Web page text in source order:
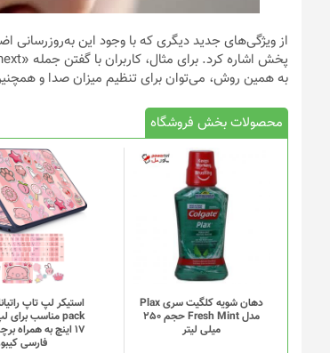
از ویژگی‌های جدید دیگری که با وجود این به‌روزرسانی
به همین روش، می‌توان برای تنظیم میزان صدا و
محصولات بخش فروشگاه
دهان شویه کلگیت سری Plax
مدل Fresh Mint حجم 250
میلی لیتر
17 اینچ به
فارسی